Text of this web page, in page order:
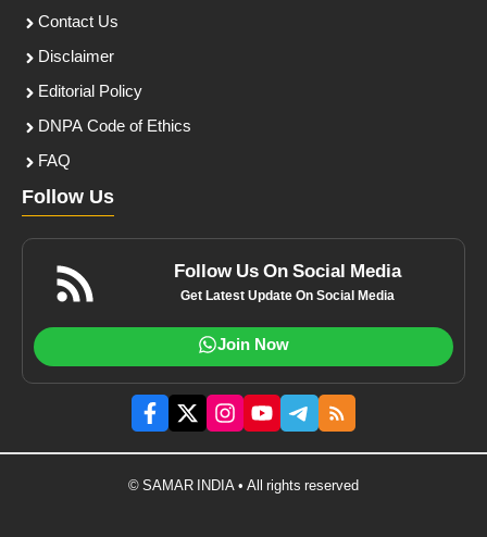
Contact Us
Disclaimer
Editorial Policy
DNPA Code of Ethics
FAQ
Follow Us
Follow Us On Social Media
Get Latest Update On Social Media
Join Now
© SAMAR INDIA • All rights reserved